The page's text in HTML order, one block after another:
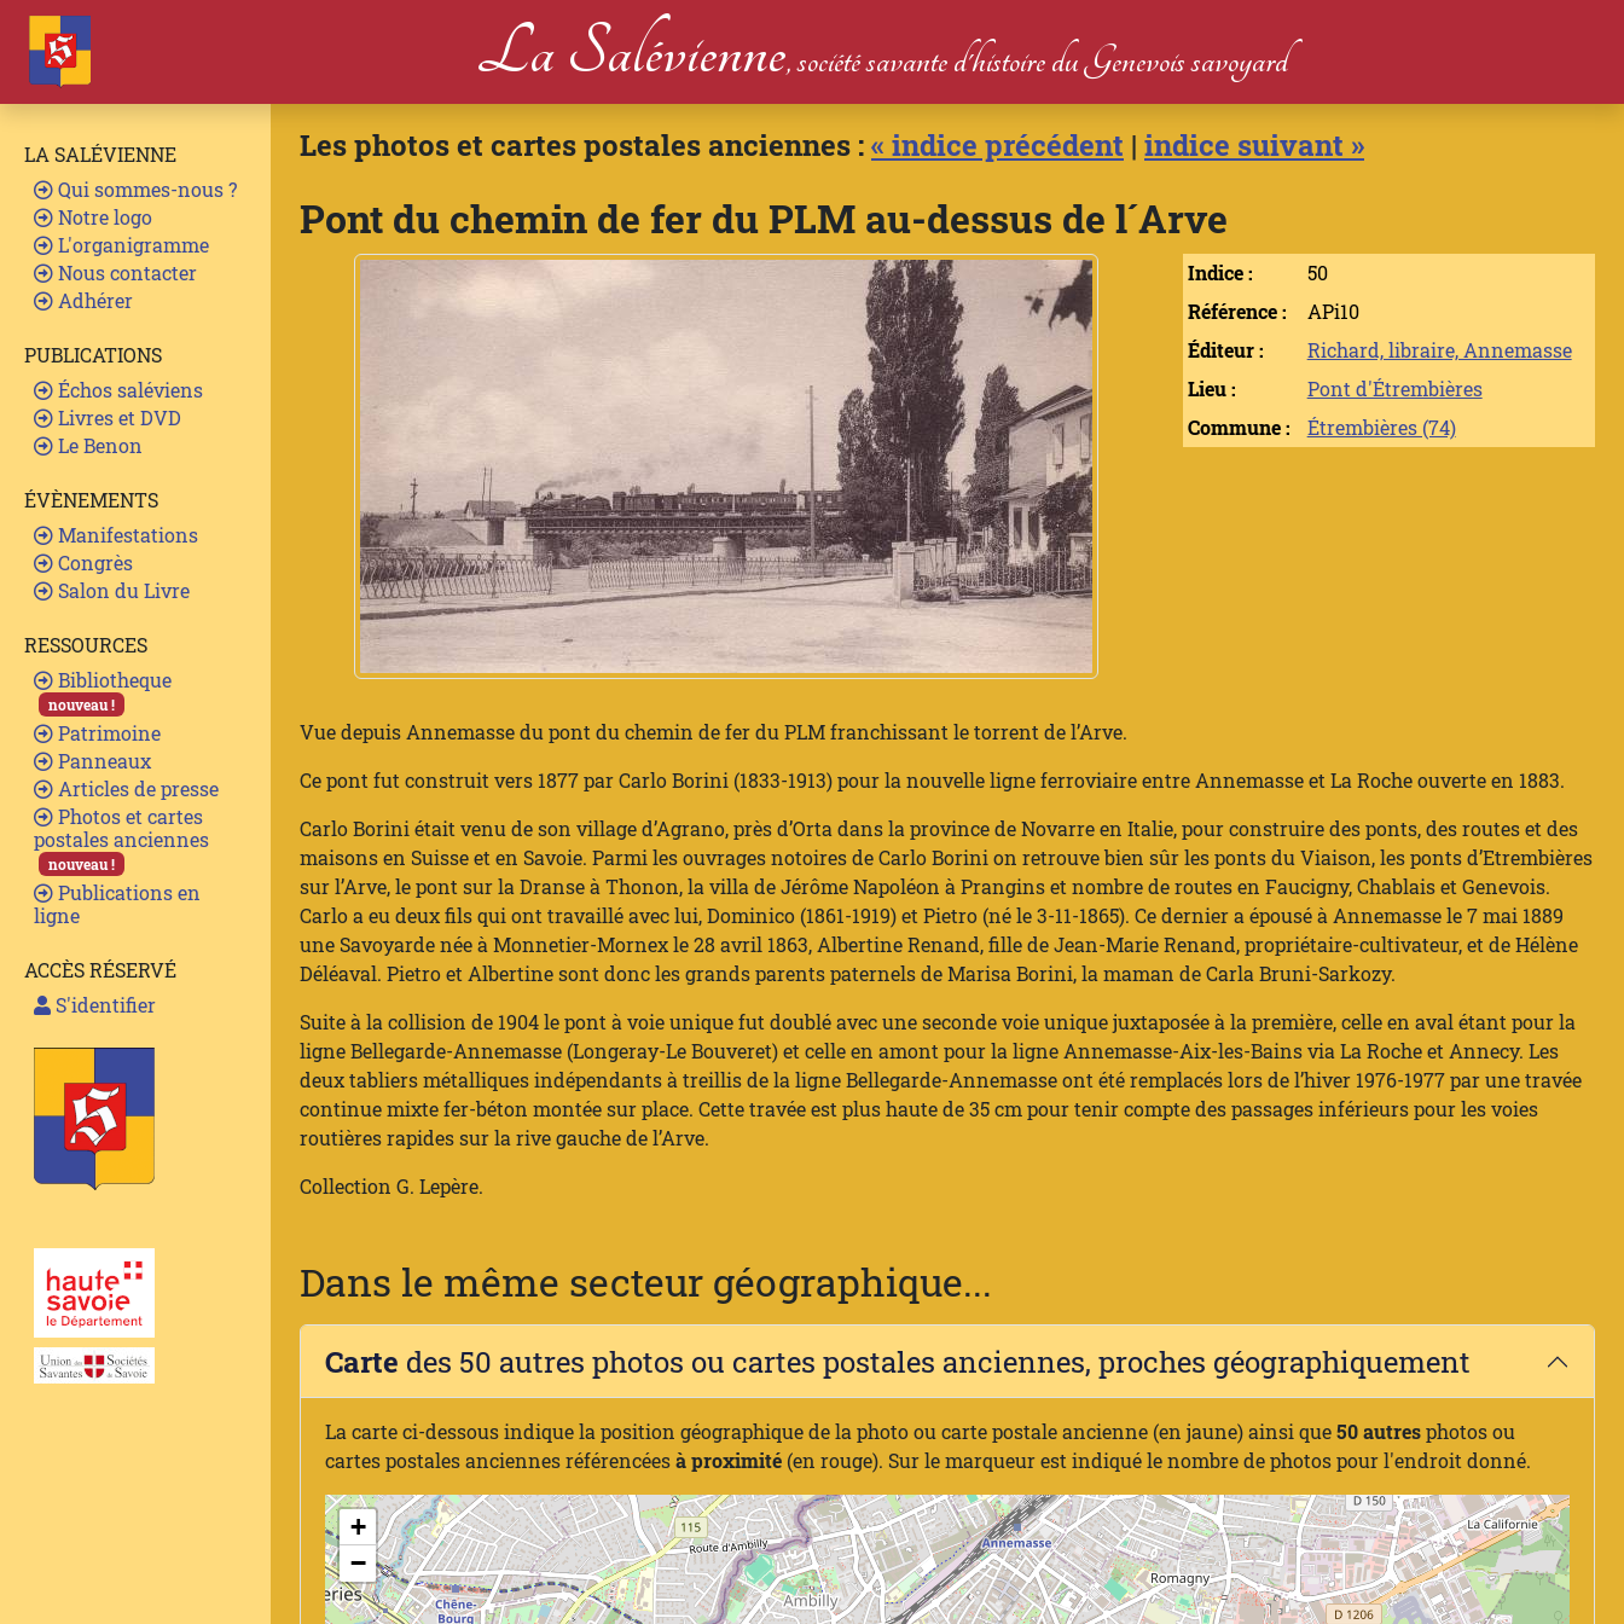
La Salévienne, société savante d'histoire du Genevois savoyard
LA SALÉVIENNE
Qui sommes-nous ?
Notre logo
L'organigramme
Nous contacter
Adhérer
PUBLICATIONS
Échos saléviens
Livres et DVD
Le Benon
ÉVÈNEMENTS
Manifestations
Congrès
Salon du Livre
RESSOURCES
Bibliotheque
nouveau !
Patrimoine
Panneaux
Articles de presse
Photos et cartes
postales anciennes
nouveau !
Publications en
ligne
ACCÈS RÉSERVÉ
S'identifier
Les photos et cartes postales anciennes :« indice précédent | indice suivant »
Pont du chemin de fer du PLM au-dessus de l´Arve
Indice :
50
Référence :
APi10
Éditeur :
Richard, libraire, Annemasse
Lieu :
Pont d'Étrembières
Commune :
Étrembières (74)
Vue depuis Annemasse du pont du chemin de fer du PLM franchissant le torrent de l’Arve.
Ce pont fut construit vers 1877 par Carlo Borini (1833-1913) pour la nouvelle ligne ferroviaire entre Annemasse et La Roche ouverte en 1883.
Carlo Borini était venu de son village d’Agrano, près d’Orta dans la province de Novarre en Italie, pour construire des ponts, des routes et des
maisons en Suisse et en Savoie. Parmi les ouvrages notoires de Carlo Borini on retrouve bien sûr les ponts du Viaison, les ponts d’Etrembières
sur l’Arve, le pont sur la Dranse à Thonon, la villa de Jérôme Napoléon à Prangins et nombre de routes en Faucigny, Chablais et Genevois.
Carlo a eu deux fils qui ont travaillé avec lui, Dominico (1861-1919) et Pietro (né le 3-11-1865). Ce dernier a épousé à Annemasse le 7 mai 1889
une Savoyarde née à Monnetier-Mornex le 28 avril 1863, Albertine Renand, fille de Jean-Marie Renand, propriétaire-cultivateur, et de Hélène
Déléaval. Pietro et Albertine sont donc les grands parents paternels de Marisa Borini, la maman de Carla Bruni-Sarkozy.
Suite à la collision de 1904 le pont à voie unique fut doublé avec une seconde voie unique juxtaposée à la première, celle en aval étant pour la
ligne Bellegarde-Annemasse (Longeray-Le Bouveret) et celle en amont pour la ligne Annemasse-Aix-les-Bains via La Roche et Annecy. Les
deux tabliers métalliques indépendants à treillis de la ligne Bellegarde-Annemasse ont été remplacés lors de l’hiver 1976-1977 par une travée
continue mixte fer-béton montée sur place. Cette travée est plus haute de 35 cm pour tenir compte des passages inférieurs pour les voies
routières rapides sur la rive gauche de l’Arve.
Collection G. Lepère.
Dans le même secteur géographique...
Carte des 50 autres photos ou cartes postales anciennes, proches géographiquement
La carte ci-dessous indique la position géographique de la photo ou carte postale ancienne (en jaune) ainsi que50 autresphotos ou
cartes postales anciennes référencéesà proximité (en rouge). Sur le marqueur est indiqué le nombre de photos pour l'endroit donné.
+
−